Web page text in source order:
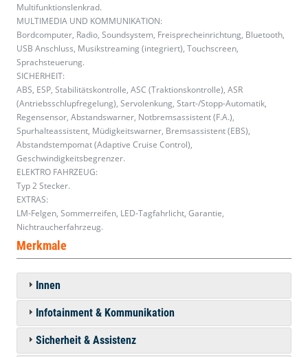
Multifunktionslenkrad.
MULTIMEDIA UND KOMMUNIKATION:
Bordcomputer, Radio, Soundsystem, Freisprecheinrichtung, Bluetooth,
USB Anschluss, Musikstreaming (integriert), Touchscreen,
Sprachsteuerung.
SICHERHEIT:
ABS, ESP, Stabilitätskontrolle, ASC (Traktionskontrolle), ASR
(Antriebsschlupfregelung), Servolenkung, Start-/Stopp-Automatik,
Regensensor, Abstandswarner, Notbremsassistent (F.A.),
Spurhalteassistent, Müdigkeitswarner, Bremsassistent (EBS),
Abstandstempomat (Adaptive Cruise Control),
Geschwindigkeitsbegrenzer.
ELEKTRO FAHRZEUG:
Typ 2 Stecker.
EXTRAS:
LM-Felgen, Sommerreifen, LED-Tagfahrlicht, Garantie,
Nichtraucherfahrzeug.
Merkmale
Innen
Infotainment & Kommunikation
Sicherheit & Assistenz